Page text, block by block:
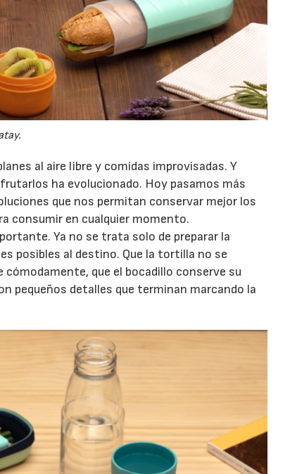
al aire libre y comidas improvisadas. Y
ha evolucionado. Hoy pasamos más
que nos permitan conservar mejor los
consumir en cualquier momento.
Ya no se trata solo de preparar la
posibles al destino. Que la tortilla no se
que el bocadillo conserve su
pequeños detalles que terminan marcando la